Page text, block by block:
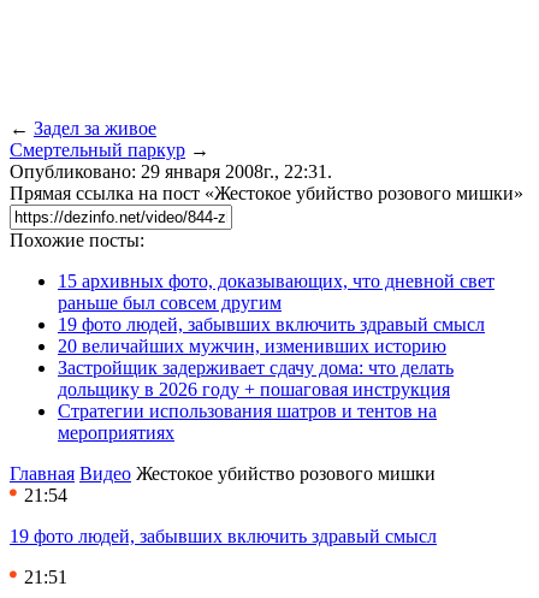
← Задел за живое
Смертельный паркур →
Опубликовано: 29 января 2008г., 22:31.
Прямая ссылка на пост «Жестокое убийство розового мишки»
Похожие посты:
15 архивных фото, доказывающих, что дневной свет
раньше был совсем другим
19 фото людей, забывших включить здравый смысл
20 величайших мужчин, изменивших историю
Застройщик задерживает сдачу дома: что делать
дольщику в 2026 году + пошаговая инструкция
Стратегии использования шатров и тентов на
мероприятиях
Главная Видео Жестокое убийство розового мишки
21:54
19 фото людей, забывших включить здравый смысл
21:51